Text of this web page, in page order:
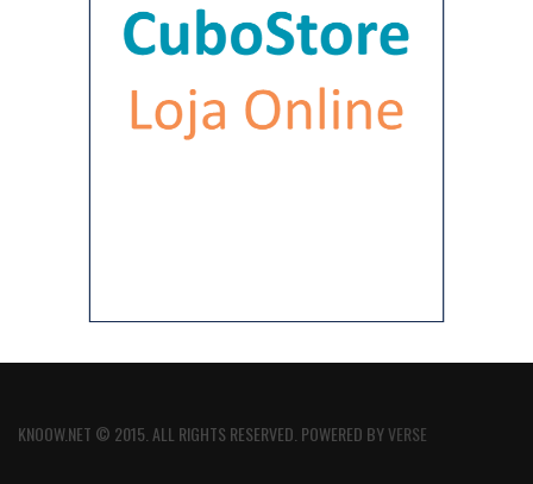
KNOOW.NET © 2015. ALL RIGHTS RESERVED. POWERED BYVERSE